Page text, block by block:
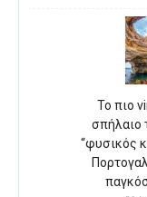
Το πιο
σπήλαιο
“φυσικός